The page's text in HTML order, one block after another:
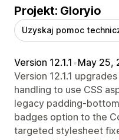
Projekt: Gloryio
Uzyskaj pomoc
Version 12.1.1 •May 25,
Version 12.1.1
handling to use CSS
legacy padding-
badges option to the
targeted stylesheet